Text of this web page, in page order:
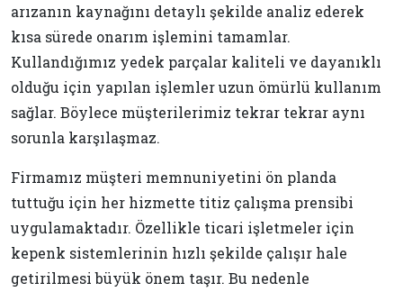
arızanın kaynağını detaylı şekilde analiz ederek
kısa sürede onarım işlemini tamamlar.
Kullandığımız yedek parçalar kaliteli ve dayanıklı
olduğu için yapılan işlemler uzun ömürlü kullanım
sağlar. Böylece müşterilerimiz tekrar tekrar aynı
sorunla karşılaşmaz.
Firmamız müşteri memnuniyetini ön planda
tuttuğu için her hizmette titiz çalışma prensibi
uygulamaktadır. Özellikle ticari işletmeler için
kepenk sistemlerinin hızlı şekilde çalışır hale
getirilmesi büyük önem taşır. Bu nedenle